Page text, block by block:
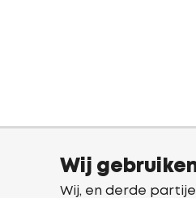
Wij
Wij, en derde